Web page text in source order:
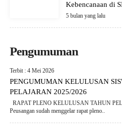
Kebencanaan di
5 bulan yang lalu
Pengumuman
Terbit : 4 Mei 2026
PENGUMUMAN KELULUSAN
PELAJARAN 2025/2026
RAPAT PLENO KELULUSAN TAHUN
Peusangan sudah menggelar rapat pleno..